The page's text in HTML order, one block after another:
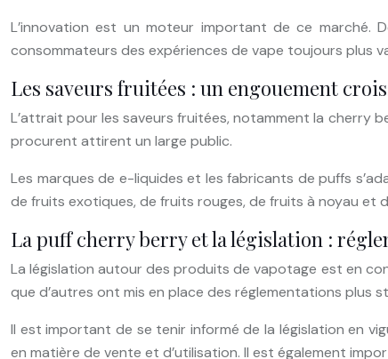
L’innovation est un moteur important de ce marché.
consommateurs des expériences de vape toujours plus
Les saveurs fruitées : un engouement
L’attrait pour les saveurs fruitées, notamment la cherry
procurent attirent un large public.
Les marques de e-liquides et les fabricants de puffs
de fruits exotiques, de fruits rouges, de fruits à noyau et
La puff cherry berry et la législation :
La législation autour des produits de vapotage est en
que d’autres ont mis en place des réglementations
Il est important de se tenir informé de la législation en
en matière de vente et d’utilisation. Il est également